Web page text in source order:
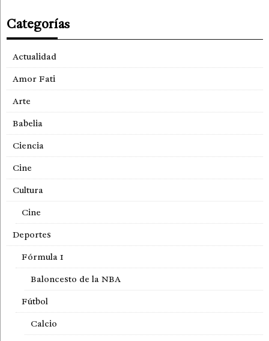
Categorías
Actualidad
Amor Fati
Arte
Babelia
Ciencia
Cine
Cultura
Cine
Deportes
Fórmula 1
Baloncesto de la NBA
Fútbol
Calcio